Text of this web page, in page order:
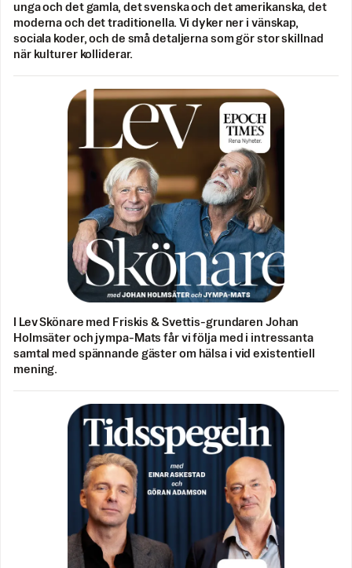
unga och det gamla, det svenska och det amerikanska, det
moderna och det traditionella. Vi dyker ner i vänskap,
sociala koder, och de små detaljerna som gör stor skillnad
när kulturer kolliderar.
I Lev Skönare med Friskis & Svettis-grundaren Johan
Holmsäter och jympa-Mats får vi följa med i intressanta
samtal med spännande gäster om hälsa i vid existentiell
mening.